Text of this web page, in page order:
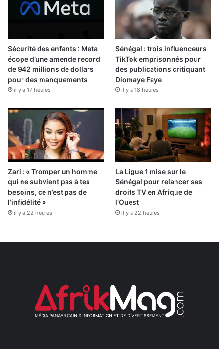
Sécurité des enfants : Meta
écope d’une amende record
de 942 millions de dollars
pour des manquements
il y a 17 heures
Sénégal : trois influenceurs
TikTok emprisonnés pour
des publications critiquant
Diomaye Faye
il y a 18 heures
Zari : « Tromper un homme
qui ne subvient pas à tes
besoins, ce n’est pas de
l’infidélité »
il y a 22 heures
La Ligue 1 mise sur le
Sénégal pour relancer ses
droits TV en Afrique de
l’Ouest
il y a 22 heures